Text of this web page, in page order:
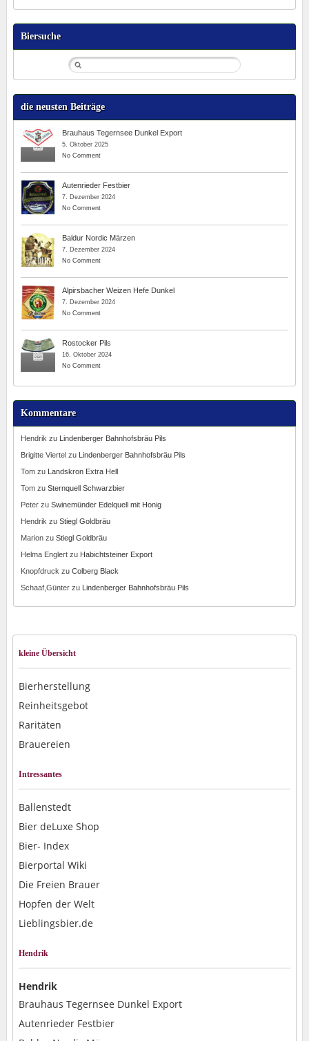
Biersuche
die neusten Beiträge
Brauhaus Tegernsee Dunkel Export
5. Oktober 2025
No Comment
Autenrieder Festbier
7. Dezember 2024
No Comment
Baldur Nordic Märzen
7. Dezember 2024
No Comment
Alpirsbacher Weizen Hefe Dunkel
7. Dezember 2024
No Comment
Rostocker Pils
16. Oktober 2024
No Comment
Kommentare
Hendrik zu
Lindenberger Bahnhofsbräu Pils
Brigitte Viertel zu
Lindenberger Bahnhofsbräu Pils
Tomzu
Landskron Extra Hell
Tomzu Sternquell Schwarzbier
Peterzu Swinemünder Edelquell mit Honig
Hendrik zu Stiegl Goldbräu
Marionzu Stiegl Goldbräu
Helma Englertzu Habichtsteiner Export
Knopfdruck zu Colberg Black
Schaaf,Günterzu Lindenberger Bahnhofsbräu Pils
kleine Übersicht
Bierherstellung
Reinheitsgebot
Raritäten
Brauereien
Intressantes
Ballenstedt
Bier deLuxe Shop
Bier- Index
Bierportal Wiki
Die Freien Brauer
Hopfen der Welt
Lieblingsbier.de
Hendrik
Hendrik
Brauhaus Tegernsee Dunkel Export
Autenrieder Festbier